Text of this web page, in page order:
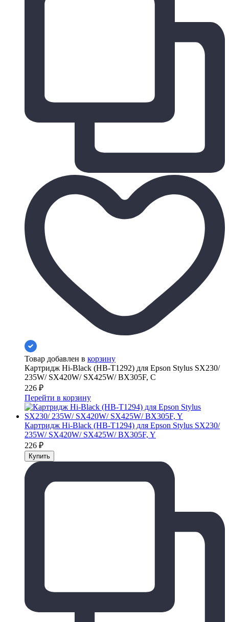
Товар добавлен в корзину
Картридж Hi-Black (HB-T1292) для Epson Stylus SX230/
235W/ SX420W/ SX425W/ BX305F, C
226 ₽
Перейти в корзину
Картридж Hi-Black (HB-T1294) для Epson Stylus SX230/
235W/ SX420W/ SX425W/ BX305F, Y
226 ₽